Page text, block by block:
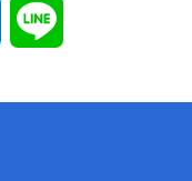
LinkedIn